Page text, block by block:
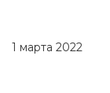
1 марта 2022